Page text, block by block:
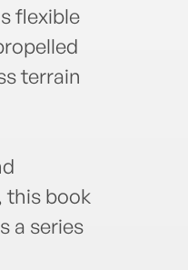
flexible
terrain
this book
a series